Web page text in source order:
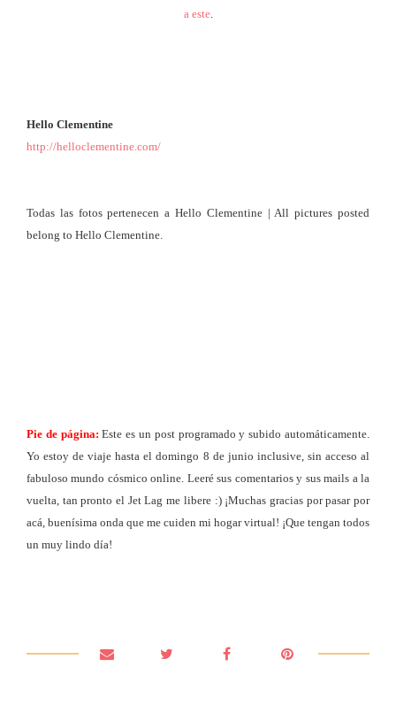
a este.
Hello Clementine
http://helloclementine.com/
Todas las fotos pertenecen a Hello Clementine | All pictures posted
belong to Hello Clementine.
Pie de página:Este es un post programado y subido automáticamente.
Yo estoy de viaje hasta el domingo 8 de junio inclusive, sin acceso al
fabuloso mundo cósmico online. Leeré sus comentarios y sus mails a la
vuelta, tan pronto el Jet Lag me libere :) ¡Muchas gracias por pasar por
acá, buenísima onda que me cuiden mi hogar virtual! ¡Que tengan todos
un muy lindo día!